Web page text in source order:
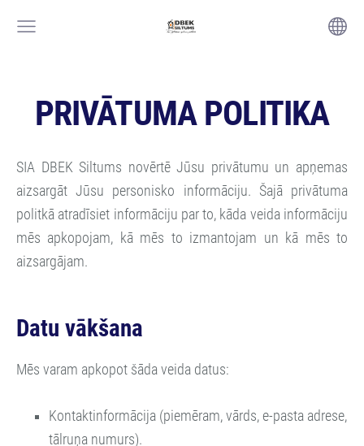
PRIVĀTUMA POLITIKA
SIA DBEK Siltums novērtē Jūsu privātumu un apņemas
aizsargāt Jūsu personisko informāciju. Šajā privātuma
politkā atradīsiet informāciju par to, kāda veida informāciju
mēs apkopojam, kā mēs to izmantojam un kā mēs to
aizsargājam.
Datu vākšana
Mēs varam apkopot šāda veida datus:
Kontaktinformācija (piemēram, vārds, e-pasta adrese,
tālruņa numurs).